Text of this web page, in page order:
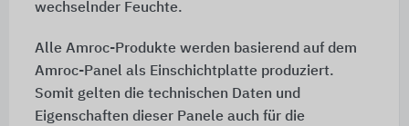
wechselnder Feuchte.
Alle Amroc-Produkte werden basierend auf dem
Amroc-Panel als Einschichtplatte produziert.
Somit gelten die technischen Daten und
Eigenschaften dieser Panele auch für die